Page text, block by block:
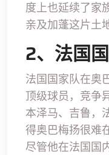
度上也延续了家
亲及加蓬这片土
2、法国
法国国家队在奥
顶级球员，竞争
本泽马、吉鲁，
得奥巴梅扬很难
尽管他在法国国